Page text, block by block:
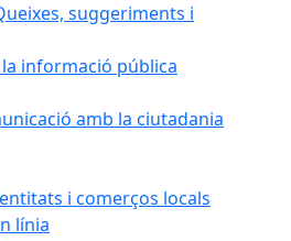
suggeriments i
informació pública
amb la ciutadania
i comerços locals
línia